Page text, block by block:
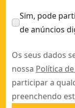
Sim, pode
de anúncios
Os seus dados
nossa Política
participar a
preenchendo